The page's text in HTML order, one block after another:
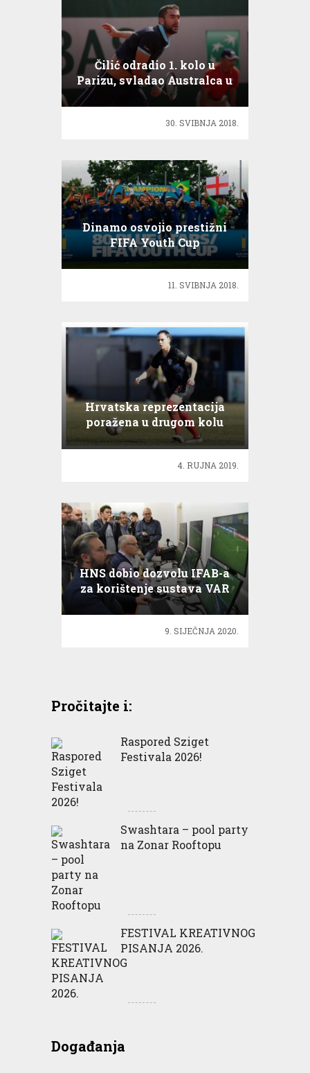
Čilić odradio 1. kolo u
Parizu, svladao Australca u
tri seta
30. SVIBNJA 2018.
Dinamo osvojio prestižni
FIFA Youth Cup
11. SVIBNJA 2018.
Hrvatska reprezentacija
poražena u drugom kolu
kvalifikacija
4. RUJNA 2019.
HNS dobio dozvolu IFAB-a
za korištenje sustava VAR
9. SIJEČNJA 2020.
Pročitajte i:
Raspored Sziget
Festivala 2026!
Swashtara – pool party
na Zonar Rooftopu
FESTIVAL KREATIVNOG
PISANJA 2026.
Događanja